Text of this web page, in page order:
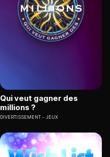
Qui veut gagner des
millions ?
DIVERTISSEMENT JEUX